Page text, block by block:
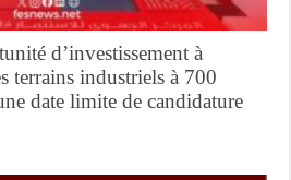
d’investissement à
terrains industriels à 700
date limite de candidature